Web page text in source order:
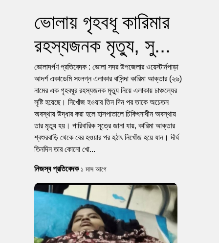
ভোলায় গৃহবধূ কারিমার
রহস্যজনক মৃত্যু, সু...
ভোলাদর্পণ প্রতিবেদক : ভোলা সদর উপজেলার ওয়েস্টার্নপাড়া
আদর্শ একাডেমি সংলগ্ন এলাকার বাসিন্দা কারিমা আক্তার (২৬)
নামের এক গৃহবধূর রহস্যজনক মৃত্যু নিয়ে এলাকায় চাঞ্চল্যের
সৃষ্টি হয়েছে। নিখোঁজ হওয়ার তিন দিন পর তাকে অচেতন
অবস্থায় উদ্ধার করা হলে হাসপাতালে চিকিৎসাধীন অবস্থায়
তার মৃত্যু হয়। পারিবারিক সূত্রে জানা যায়, কারিমা আক্তার
শ্বশুরবাড়ি থেকে বের হওয়ার পর হঠাৎ নিখোঁজ হয়ে যান। দীর্ঘ
তিনদিন তার কোনো খো...
নিজস্ব প্রতিবেদক ১ মাস আগে